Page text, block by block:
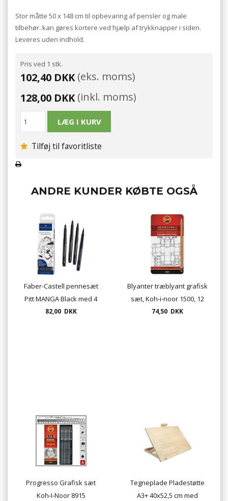
Stor måtte 50 x 148 cm til opbevaring af pensler og male
tilbehør. kan gøres kortere ved hjælp af trykknapper i siden.
Leveres uden indhold.
Pris ved 1 stk.
102,40 DKK(eks. moms)
128,00 DKK(inkl. moms)
Tilføj til favoritliste
ANDRE KUNDER KØBTE OGSÅ
Faber-Castell pennesæt
Pitt MANGA Black med 4
penne India Ink
82,00 DKK
Blyanter træblyant grafisk
sæt, Koh-i-noor 1500, 12
stk/sæt
74,50 DKK
Progresso Grafisk sæt
Koh-I-Noor 8915
Tegneplade Pladestøtte
A3+ 40x52,5 cm med